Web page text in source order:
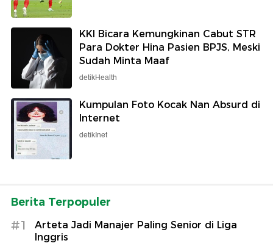
KKI Bicara Kemungkinan Cabut STR
Para Dokter Hina Pasien BPJS, Meski
Sudah Minta Maaf
detikHealth
Kumpulan Foto Kocak Nan Absurd di
Internet
detikInet
Berita Terpopuler
#1
Arteta Jadi Manajer Paling Senior di Liga
Inggris